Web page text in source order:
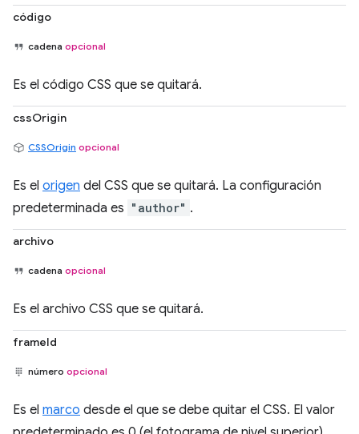
código
cadena opcional
Es el código CSS que se quitará.
cssOrigin
CSSOrigin opcional
Es el origen del CSS que se quitará. La configuración
predeterminada es "author" .
archivo
cadena opcional
Es el archivo CSS que se quitará.
frameId
número opcional
Es el marco desde el que se debe quitar el CSS. El valor